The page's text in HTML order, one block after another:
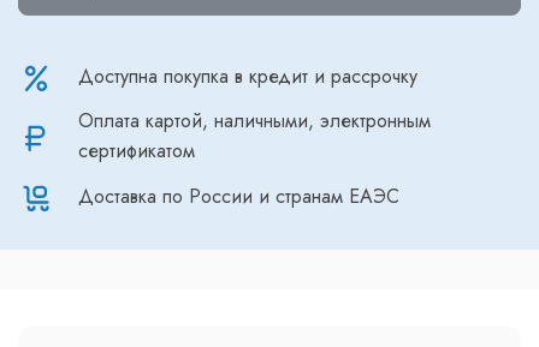
Доступна покупка в кредит и рассрочку
Оплата картой, наличными, электронным
сертификатом
Доставка по России и странам ЕАЭС